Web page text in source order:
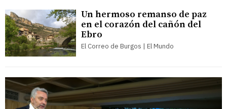
Un hermoso remanso de paz
en el corazón del cañón del
Ebro
El Correo de Burgos | El Mundo